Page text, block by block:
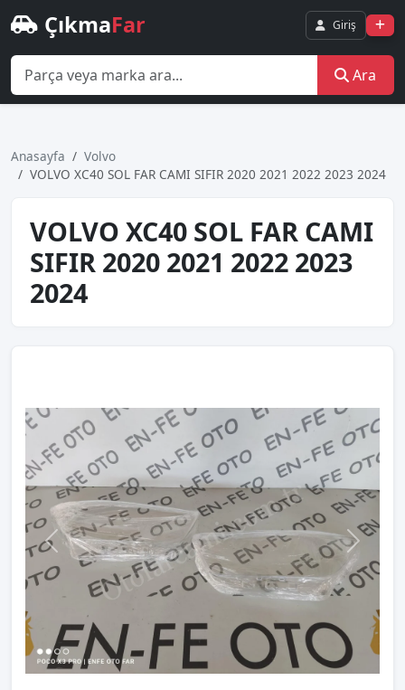
ÇıkmaFar Giriş
Ara
Anasayfa
Volvo
VOLVO XC40 SOL FAR CAMI SIFIR 2020 2021 2022 2023 2024
VOLVO XC40 SOL FAR CAMI
SIFIR 2020 2021 2022 2023
2024